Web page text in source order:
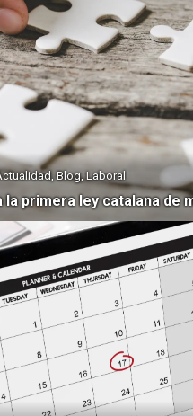
la primera ley catalana de
Blog, Laboral